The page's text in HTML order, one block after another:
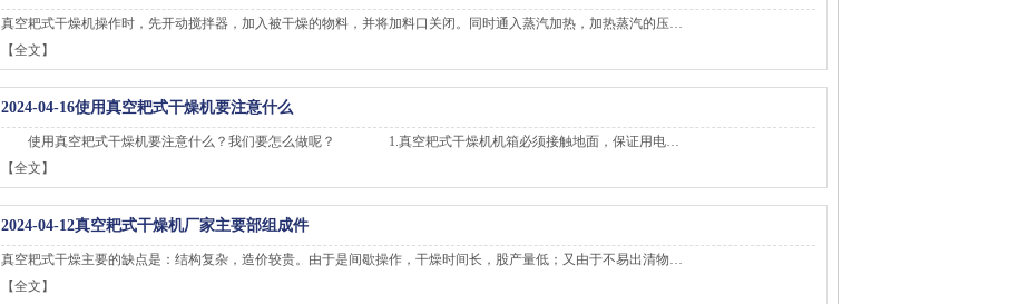
真空耙式干燥机操作时，先开动搅拌器，加入被干燥的物料，并将加料口关闭。同时通入蒸汽加热，加热蒸汽的压…
【全文】
2024-04-16使用真空耙式干燥机要注意什么
使用真空耙式干燥机要注意什么？我们要怎么做呢？ 1.真空耙式干燥机机箱必须接触地面，保证用电…
【全文】
2024-04-12真空耙式干燥机厂家主要部组成件
真空耙式干燥主要的缺点是：结构复杂，造价较贵。由于是间歇操作，干燥时间长，股产量低；又由于不易出清物…
【全文】